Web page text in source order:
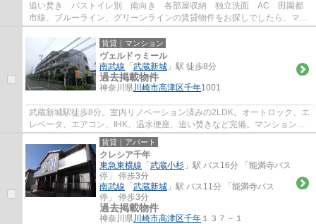
追い焚き バストイレ別 南向き 各部屋収納 独立洗面 AC 田園都
市線、ブルーライン、グリーンラインの賃貸物件をお探しでしたら、マイ
ホームワンにお任せ下さい。豊富な在庫物件...
賃貸｜マンション
ヴェルドゥミール
南武線 「 武蔵新城 」駅 徒歩8分
過去掲載物件
神奈川県川崎市高津区千年1001
武蔵新城駅徒歩8分。室内リノベーション済みの2LDK。オートロック、エ
レベータ、エアコン、IHK、温水便座、追い焚きなど完備。マンション隣
にドラックストアがあり便利です。田園都市...
賃貸｜アパート
クレシア千年
東急東横線 「 武蔵小杉 」駅 バス16分 「能満寺バス
停」 停歩3分
南武線 「 武蔵新城 」駅 バス11分 「能満寺バス
停」 停歩3分
過去掲載物件
神奈川県川崎市高津区千年 １３７－１